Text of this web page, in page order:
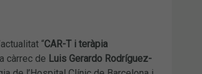
“CAR-T i teràpia
càrrec de Luis Gerardo Rodríguez-